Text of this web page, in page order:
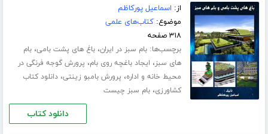
از: اسماعیل پورکاظم
موضوع:کتاب‌های علمی
۳۱۸ صفحه
برچسب‌ها:بام سبز در ایران،باغ های پشت بامی،بام
های سبز، ایجاد باغچه روی بام، پرورش گوجه فرنگی در
محیط خانه و اداره، پرورش بامبو زینتی،دانلود کتاب
کشاورزی،بام سبز چیست
دانلود کتاب